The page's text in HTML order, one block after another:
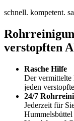
schnell. kompetent.
verstopften
Rasche Hilfe
Der vermittelte
jeden
24/7
Jederzeit für
Hummelsbüttel